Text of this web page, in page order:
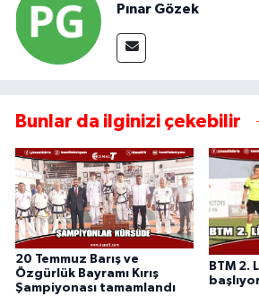
Pınar Gözek
Bunlar da ilginizi çekebilir
20 Temmuz Barış ve
Özgürlük Bayramı Kırış
Şampiyonası tamamlandı
BTM 2.